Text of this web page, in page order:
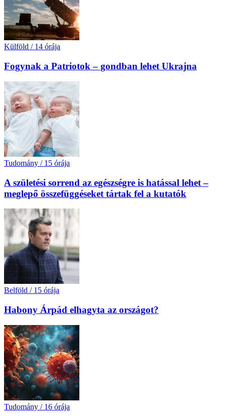
Külföld / 14 órája
Fogynak a Patriotok – gondban lehet Ukrajna
Tudomány / 15 órája
A születési sorrend az egészségre is hatással lehet –
meglepő összefüggéseket tártak fel a kutatók
Belföld / 15 órája
Habony Árpád elhagyta az országot?
Tudomány / 16 órája